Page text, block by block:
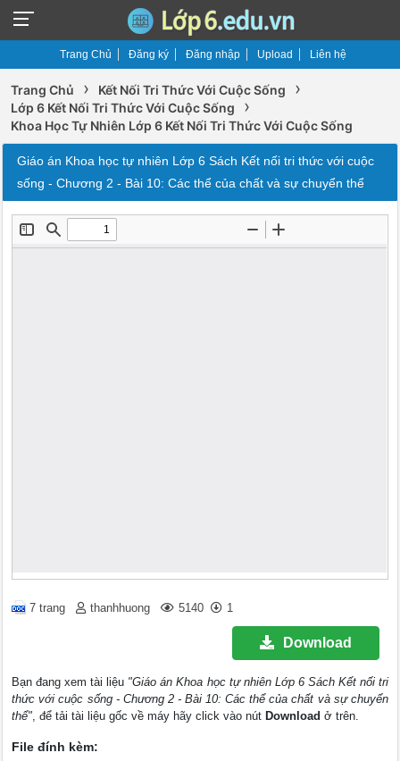
Trang Chủ Đăng ký Đăng nhập Upload Liên hệ
Trang Chủ › Kết Nối Tri Thức Với Cuộc Sống ›
Lớp 6 Kết Nối Tri Thức Với Cuộc Sống ›
Khoa Học Tự Nhiên Lớp 6 Kết Nối Tri Thức Với Cuộc Sống
Giáo án Khoa học tự nhiên Lớp 6 Sách Kết nối tri thức với cuộc
sống - Chương 2 - Bài 10: Các thể của chất và sự chuyển thể
7 trang thanhhuong 5140 1
Download
Bạn đang xem tài liệu "Giáo án Khoa học tự nhiên Lớp 6 Sách Kết nối tri
thức với cuộc sống - Chương 2 - Bài 10: Các thể của chất và sự chuyển
thể", để tải tài liệu gốc về máy hãy click vào nút Download ở trên.
File đính kèm: